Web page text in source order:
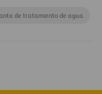
de tratamiento de agua